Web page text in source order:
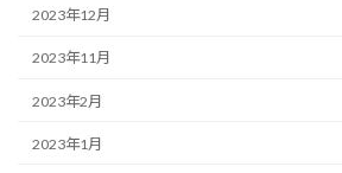
2023年12月
2023年11月
2023年2月
2023年1月